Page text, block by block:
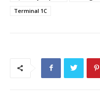
Terminal 1C